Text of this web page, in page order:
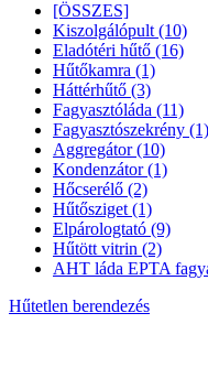
[ÖSSZES]
Kiszolgálópult (10)
Eladótéri hűtő (16)
Hűtőkamra (1)
Háttérhűtő (3)
Fagyasztóláda (11)
Fagyasztószekrény (1)
Aggregátor (10)
Kondenzátor (1)
Hőcserélő (2)
Hűtősziget (1)
Elpárologtató (9)
Hűtött vitrin (2)
AHT láda EPTA
Hűtetlen berendezés